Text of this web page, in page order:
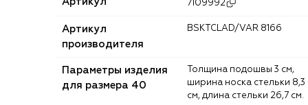
7109992
Артикул
производителя
BSKTCLAD/VAR 8166
Параметры изделия
для размера 40
ширина носка стельки 8,3
см, длина стельки 26,7 см.